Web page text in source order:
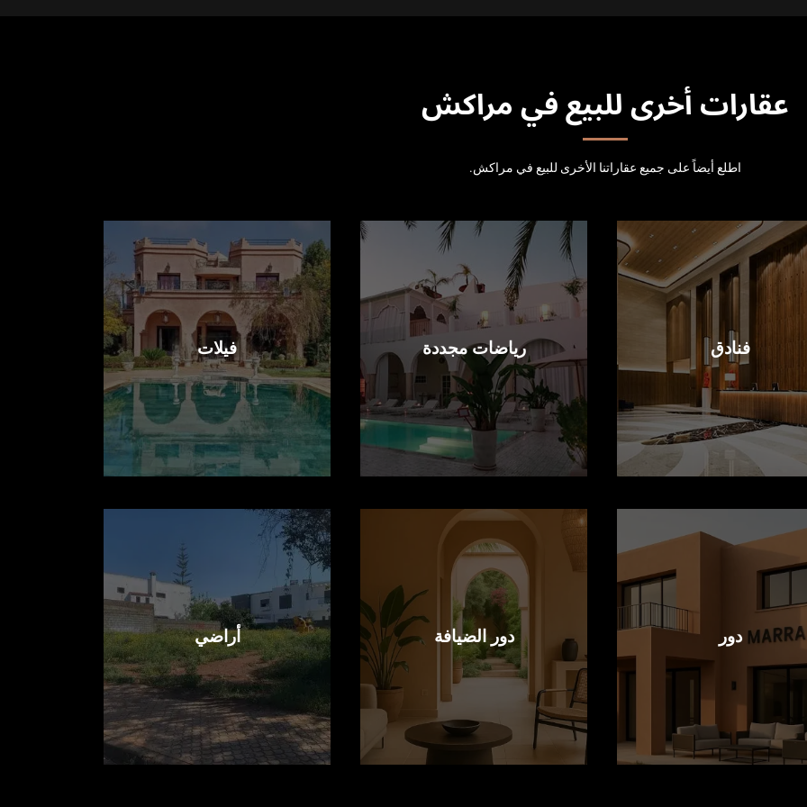
عقارات أخرى للبيع في مراكش
اطلع أيضاً على جميع عقاراتنا الأخرى للبيع في مراكش.
فنادق رياضات مجددة فيلات
دور دور الضيافة أراضي